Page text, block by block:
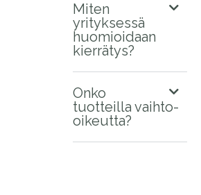
Miten
yrityksessä
huomioidaan
kierrätys?
Onko
tuotteilla vaihto-
oikeutta?